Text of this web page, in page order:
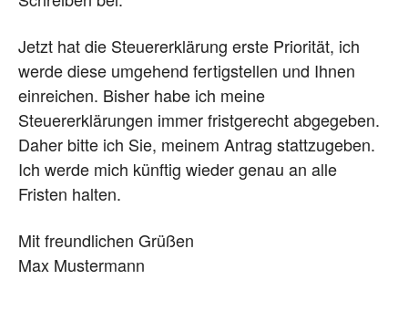
Jetzt hat die Steuererklärung erste Priorität, ich
werde diese umgehend fertigstellen und Ihnen
einreichen. Bisher habe ich meine
Steuererklärungen immer fristgerecht abgegeben.
Daher bitte ich Sie, meinem Antrag stattzugeben.
Ich werde mich künftig wieder genau an alle
Fristen halten.
Mit freundlichen Grüßen
Max Mustermann